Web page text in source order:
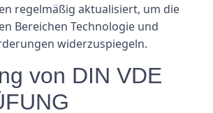
regelmäßig aktualisiert, um die
Bereichen Technologie und
widerzuspiegeln.
von DIN VDE